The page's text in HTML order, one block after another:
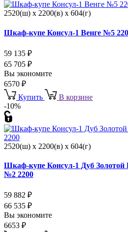
2520(ш) x 2200(в) x 604(г)
Шкаф-купе Консул-1 Венге №5
59 135 ₽
65 705 ₽
Вы экономите
6570 ₽
Купить
В корзине
-10%
2520(ш) x 2200(в) x 604(г)
Шкаф-купе Консул-1 Дуб Золотой
№2 2200
59 882 ₽
66 535 ₽
Вы экономите
6653 ₽